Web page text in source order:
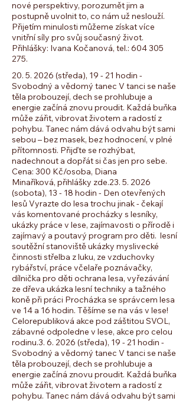
nové perspektivy, porozumět jim a
postupně uvolnit to, co nám už neslouží.
Přijetím minulosti můžeme získat více
vnitřní síly pro svůj současný život.
Přihlášky: Ivana Kočanová, tel.: 604 305
275.
20. 5. 2026 (středa), 19 - 21 hodin -
Svobodný a vědomý tanec V tanci se naše
těla probouzejí, dech se prohlubuje a
energie začíná znovu proudit. Každá buňka
může zářit, vibrovat životem a radostí z
pohybu. Tanec nám dává odvahu být sami
sebou – bez masek, bez hodnocení, v plné
přítomnosti. Přijďte se rozhýbat,
nadechnout a dopřát si čas jen pro sebe.
Cena: 300 Kč/osoba, Diana
Minaříková, přihlášky zde. ​ ​​​​23. 5. 2026
(sobota), 13 - 18 hodin - Den otevřených
lesů Vyrazte do lesa trochu jinak - čekají
vás komentované procházky s lesníky,
ukázky práce v lese, zajímavosti o přírodě i
zajímavý a poutavý program pro děti. lesní
soutěžní stanoviště ukázky myslivecké
činnosti střelba z luku, ze vzduchovky
rybářství, práce včelaře poznávačky,
dílnička pro děti ochrana lesa, vyřezávání
ze dřeva ukázka lesní techniky a tažného
koně při práci Procházka se správcem lesa
ve 14 a 16 hodin. Těšíme se na vás v lese!
Celorepubliková akce pod záštitou SVOL,
zábavné odpoledne v lese, akce pro celou
rodinu. ​​ 3. 6. 2026 (středa), 19 - 21 hodin -
Svobodný a vědomý tanec V tanci se naše
těla probouzejí, dech se prohlubuje a
energie začíná znovu proudit. Každá buňka
může zářit, vibrovat životem a radostí z
pohybu. Tanec nám dává odvahu být sami